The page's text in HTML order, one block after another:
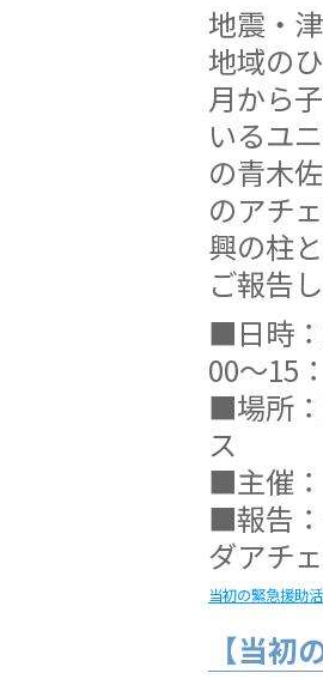
地震・
地域の
月から
いるユ
の青木
のアチ
興の柱
ご報告
■日時
00〜15
■場所
ス
■主催
■報告
ダアチ
当初の緊急援助
【当初